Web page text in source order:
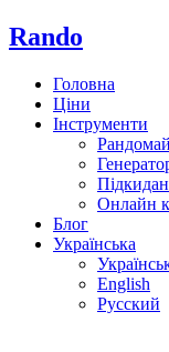
Rando
Головна
Ціни
Інструменти
Онлайн
Блог
Українська
English
Русский